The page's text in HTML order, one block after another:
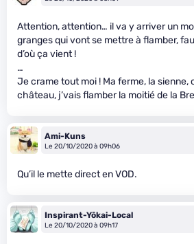
Attention, attention… il va y arriver un
granges qui vont se mettre à flamber,
d’où ça vient !
…
Je crame tout moi ! Ma ferme, la sienne,
château, j’vais flamber la moitié de la
Ami-Kuns
Le 20/10/2020 à 09h06
Qu’il le mette direct en VOD.
Inspirant-Yōkai-Local
Le 20/10/2020 à 09h17